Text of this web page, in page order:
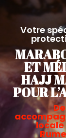
Votre
ET
HAJJ
POUR